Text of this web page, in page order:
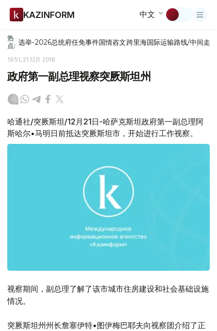
KAZINFORM 中文
热
点: 选举-2026总统府任免事件国情咨文跨里海国际运输路线/中间走廊
19:51, 21 12月 2018
政府第一副总理视察突厥斯坦州
哈通社/突厥斯坦/12月21日-哈萨克斯坦政府第一副总理阿
斯哈尔•马明日前抵达突厥斯坦市，开始进行工作视察。
视察期间，副总理了解了该市城市住房建设和社会基础设施
情况。
突厥斯坦州州长詹塞伊特•图伊梅巴耶夫向视察团介绍了正